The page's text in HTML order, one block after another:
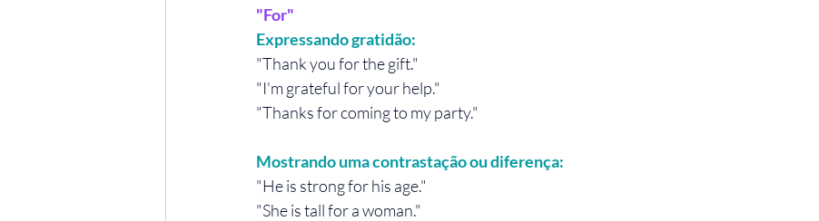
"For"
Expressando gratidão:
"Thank you for the gift."
"I'm grateful for your help."
"Thanks for coming to my party."
Mostrando uma contrastação ou diferença:
"He is strong for his age."
"She is tall for a woman."